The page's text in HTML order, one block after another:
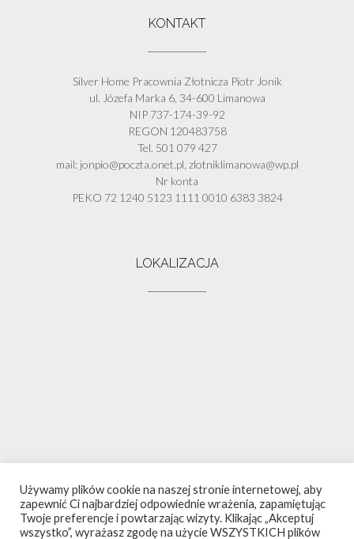
KONTAKT
Silver Home Pracownia Złotnicza Piotr Jonik
ul. Józefa Marka 6, 34-600 Limanowa
NIP 737-174-39-92
REGON 120483758
Tel. 501 079 427
mail: jonpio@poczta.onet.pl, zlotniklimanowa@wp.pl
Nr konta
PEKO 72 1240 5123 1111 0010 6383 3824
LOKALIZACJA
Używamy plików cookie na naszej stronie internetowej, aby
zapewnić Ci najbardziej odpowiednie wrażenia, zapamiętując
Twoje preferencje i powtarzając wizyty. Klikając „Akceptuj
wszystko”, wyrażasz zgodę na użycie WSZYSTKICH plików